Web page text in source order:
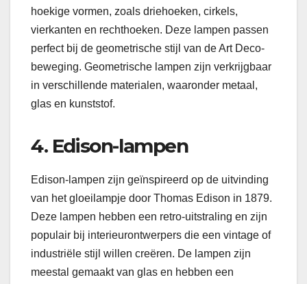
hoekige vormen, zoals driehoeken, cirkels,
vierkanten en rechthoeken. Deze lampen passen
perfect bij de geometrische stijl van de Art Deco-
beweging. Geometrische lampen zijn verkrijgbaar
in verschillende materialen, waaronder metaal,
glas en kunststof.
4. Edison-lampen
Edison-lampen zijn geïnspireerd op de uitvinding
van het gloeilampje door Thomas Edison in 1879.
Deze lampen hebben een retro-uitstraling en zijn
populair bij interieurontwerpers die een vintage of
industriële stijl willen creëren. De lampen zijn
meestal gemaakt van glas en hebben een